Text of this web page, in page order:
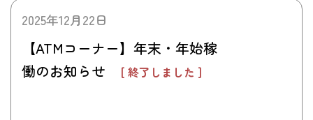
2025年12月22日
【ATMコーナー】年末・年始稼
働のお知らせ
[ 終了しました ]